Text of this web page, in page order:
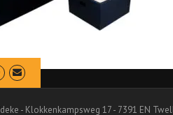
- Klokkenkampsweg 17 - 7391 EN